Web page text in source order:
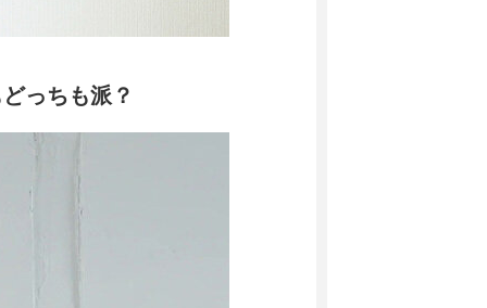
っちも派？